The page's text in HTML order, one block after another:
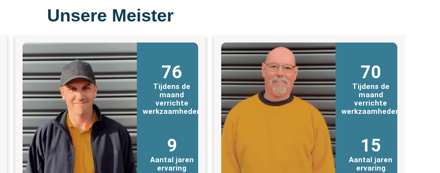
Unsere Meister
76
Tijdens de
maand
verrichte
werkzaamheden
9
Aantal jaren
ervaring
70
Tijdens de
maand
verrichte
werkzaamheden
15
Aantal jaren
ervaring